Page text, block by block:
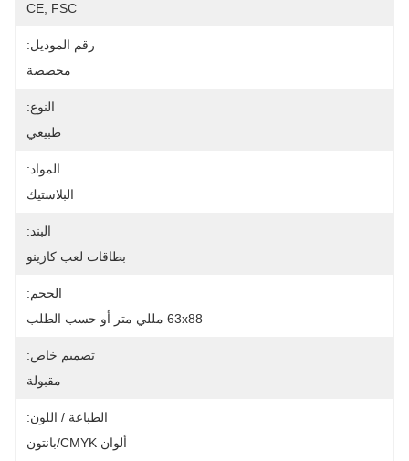
CE, FSC
رقم الموديل:
مخصصة
النوع:
طبيعي
المواد:
البلاستيك
البند:
بطاقات لعب كازينو
الحجم:
63x88 مللي متر أو حسب الطلب
تصميم خاص:
مقبولة
الطباعة / اللون:
ألوان CMYK/بانتون